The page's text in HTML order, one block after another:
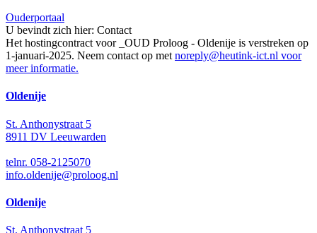
Ouderportaal
U bevindt zich hier: Contact
Het hostingcontract voor _OUD Proloog - Oldenije is verstreken op
1-januari-2025. Neem contact op met noreply@heutink-ict.nl voor
meer informatie.
Oldenije
St. Anthonystraat 5
8911 DV Leeuwarden
telnr. 058-2125070
info.oldenije@proloog.nl
Oldenije
St. Anthonystraat 5